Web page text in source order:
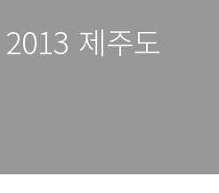
제주도